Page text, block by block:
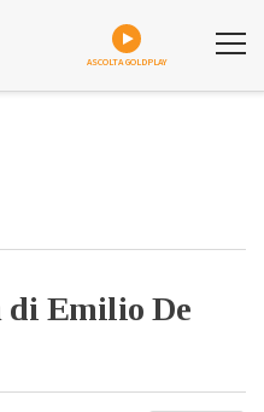
ASCOLTA GOLDPLAY
di Emilio De